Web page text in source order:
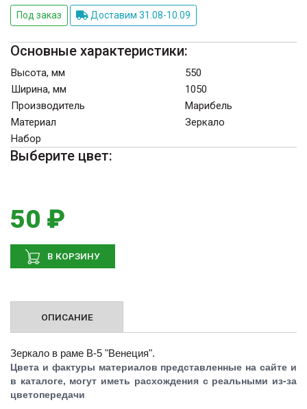
Под заказ Доставим 31.08-10.09
Основные характеристики:
Высота, мм
550
Ширина, мм
1050
Производитель
Марибель
Материал
Зеркало
Набор
Выберите цвет:
50 ₽
В КОРЗИНУ
ОПИСАНИЕ
Зеркало в раме В-5 "Венеция".
Цвета и фактуры материалов представленные на сайте и
в каталоге, могут иметь расхождения с реальными из-за
цветопередачи